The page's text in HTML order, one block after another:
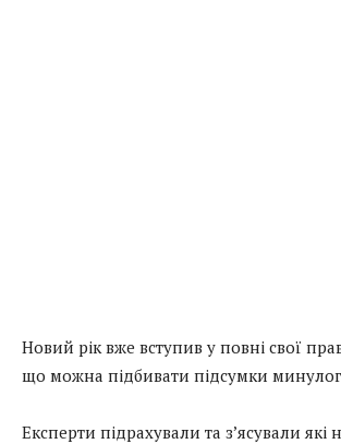
Новий рік вже вступив у повні свої
що можна підбивати підсумки
Експерти підрахували та з’ясували які